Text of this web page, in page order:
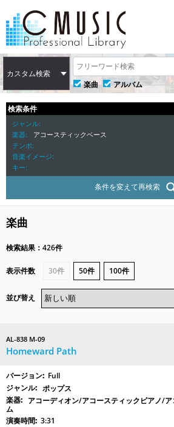
カスタム検索
楽曲
アルバム
検索条件
ジャンル
楽器
アコースティックベース
テンポ
音楽イメージ
キー
条件を変えて再検索
楽曲
検索結果：426件
表示件数 30件 50件 100件
並び替え
AL-838 M-09
Homeward Path
Full
ポップス
アコーディオン/アコースティックピアノ/
ム
3:31